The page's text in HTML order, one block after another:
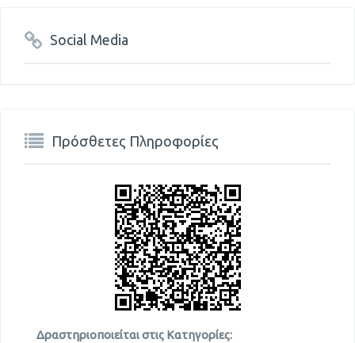
Social Media
Πρόσθετες Πληροφορίες
Δραστηριοποιείται στις Κατηγορίες: